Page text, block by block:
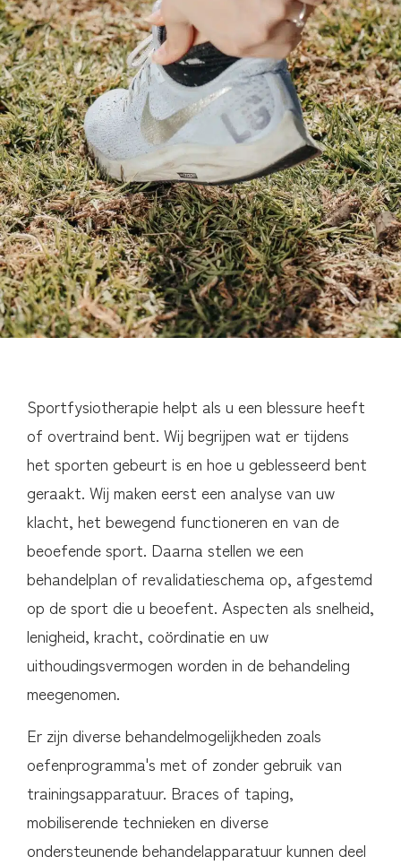
Sportfysiotherapie helpt als u een blessure heeft
of overtraind bent. Wij begrijpen wat er tijdens
het sporten gebeurt is en hoe u geblesseerd bent
geraakt. Wij maken eerst een analyse van uw
klacht, het bewegend functioneren en van de
beoefende sport. Daarna stellen we een
behandelplan of revalidatieschema op, afgestemd
op de sport die u beoefent. Aspecten als snelheid,
lenigheid, kracht, coördinatie en uw
uithoudingsvermogen worden in de behandeling
meegenomen.
Er zijn diverse behandelmogelijkheden zoals
oefenprogramma's met of zonder gebruik van
trainingsapparatuur. Braces of taping,
mobiliserende technieken en diverse
ondersteunende behandelapparatuur kunnen deel